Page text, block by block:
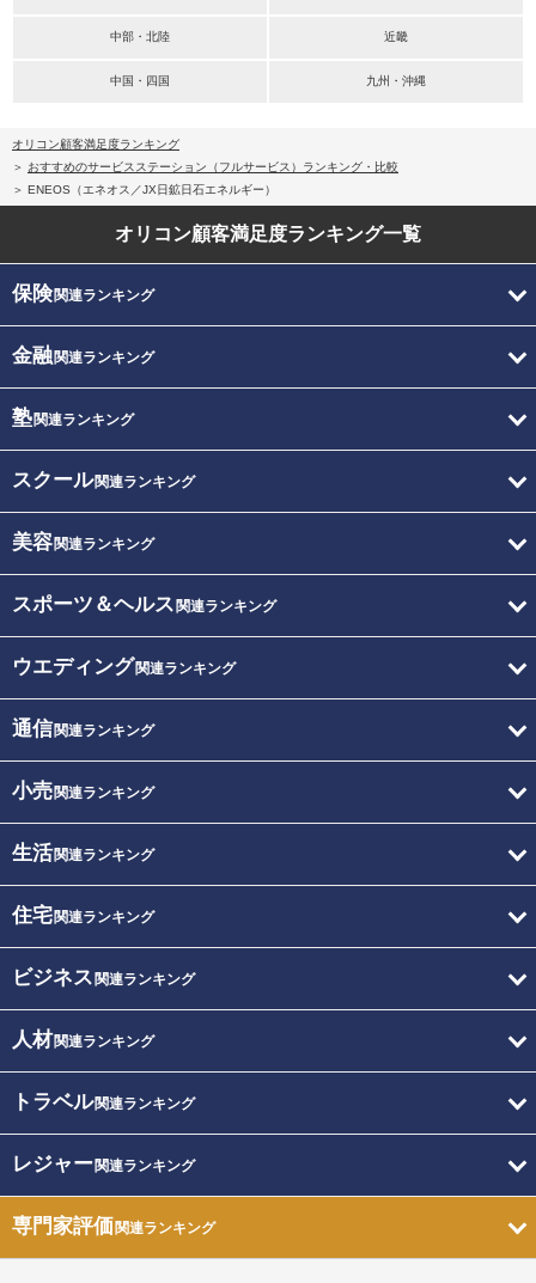
中部・北陸 近畿
中国・四国 九州・沖縄
オリコン顧客満足度ランキング
おすすめのサービスステーション（フルサービス）ランキング・比較
ENEOS（エネオス／JX日鉱日石エネルギー）
オリコン顧客満足度ランキング一覧
保険関連ランキング
金融関連ランキング
塾関連ランキング
スクール関連ランキング
美容関連ランキング
スポーツ＆ヘルス 関連ランキング
ウエディング関連ランキング
通信関連ランキング
小売関連ランキング
生活関連ランキング
住宅関連ランキング
ビジネス 関連ランキング
人材関連ランキング
トラベル関連ランキング
レジャー関連ランキング
専門家評価関連ランキング